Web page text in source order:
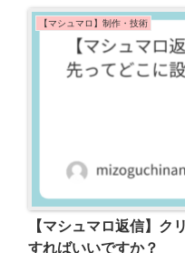
【マシュマロ】制作・技術
【マシュマロ返信】ク
すればいいですか？